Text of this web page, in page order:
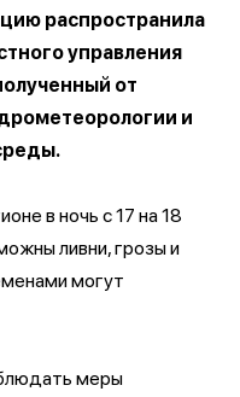
распространила
управления
от
и
в ночь с 17 на 18
ливни, грозы и
могут
меры